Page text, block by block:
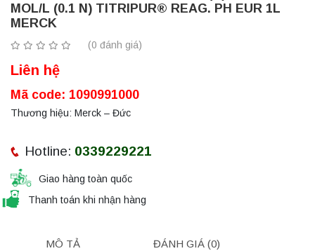
MOL/L (0.1 N) TITRIPUR® REAG. PH EUR 1L
MERCK
(0 đánh giá)
Liên hệ
Mã code: 1090991000
Thương hiệu: Merck – Đức
Hotline: 0339229221
Giao hàng toàn quốc
Thanh toán khi nhận hàng
MÔ TẢ ĐÁNH GIÁ (0)